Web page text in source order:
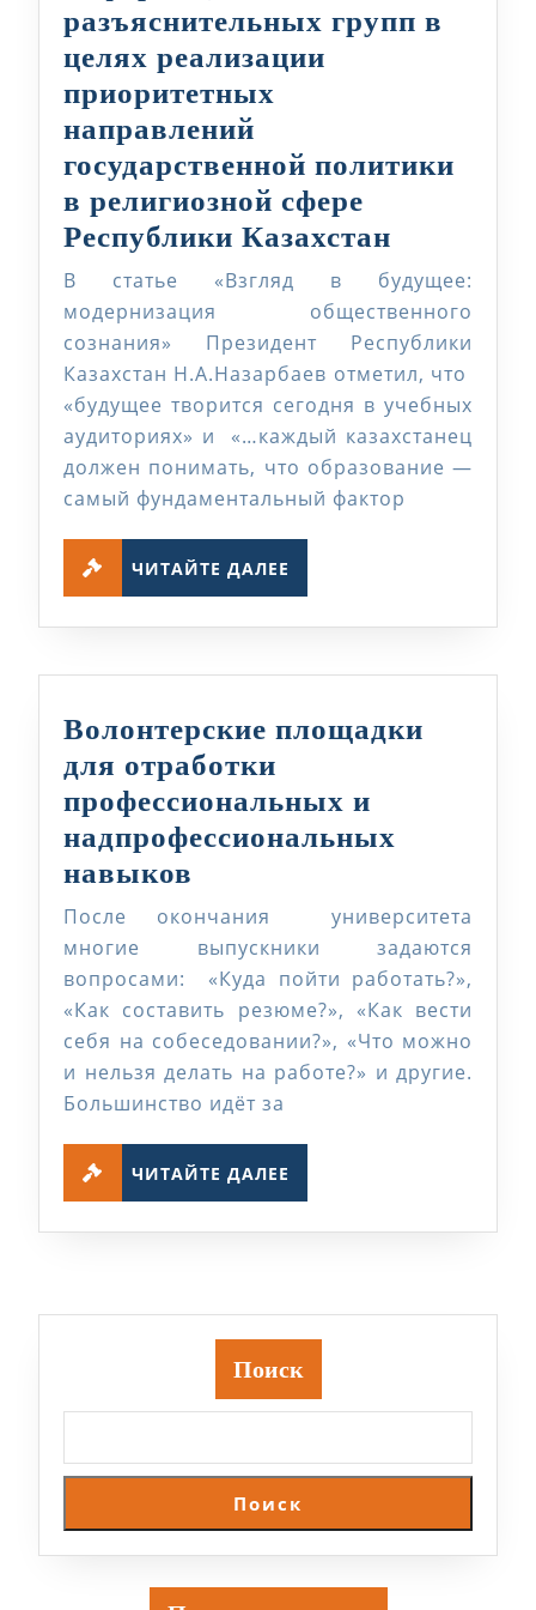
разъяснительных групп в
целях реализации
приоритетных
направлений
государственной политики
в религиозной сфере
Республики Казахстан
групп
в
целях
политики
в
сфере
В статье «Взгляд в будущее:
модернизация общественного
сознания» Президент Республики
Казахстан Н.А.Назарбаев отметил, что
«будущее творится сегодня в учебных
аудиториях» и «…каждый казахстанец
должен понимать, что образование —
самый фундаментальный фактор
ЧИТАЙТЕ ДАЛЕЕ
Волонтерские площадки
для отработки
профессиональных и
надпрофессиональных
навыков
площадки
для
отработки
профессиональных
и
надпрофессиональных
навыков
После окончания университета
многие выпускники задаются
вопросами: «Куда пойти работать?»,
«Как составить резюме?», «Как вести
себя на собеседовании?», «Что можно
и нельзя делать на работе?» и другие.
Большинство идёт за
ЧИТАЙТЕ ДАЛЕЕ
Поиск
Поиск